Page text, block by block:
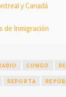
y Canadá
de Inmigración
CONGO
REPORTA